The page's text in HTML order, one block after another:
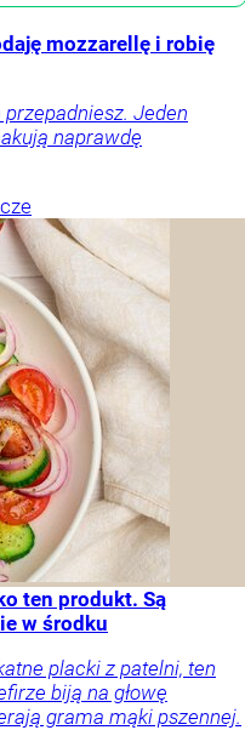
mozzarellę i robię
Jeden
naprawdę
ten produkt. Są
w środku
placki z patelni, ten
biją na głowę
grama mąki pszennej.